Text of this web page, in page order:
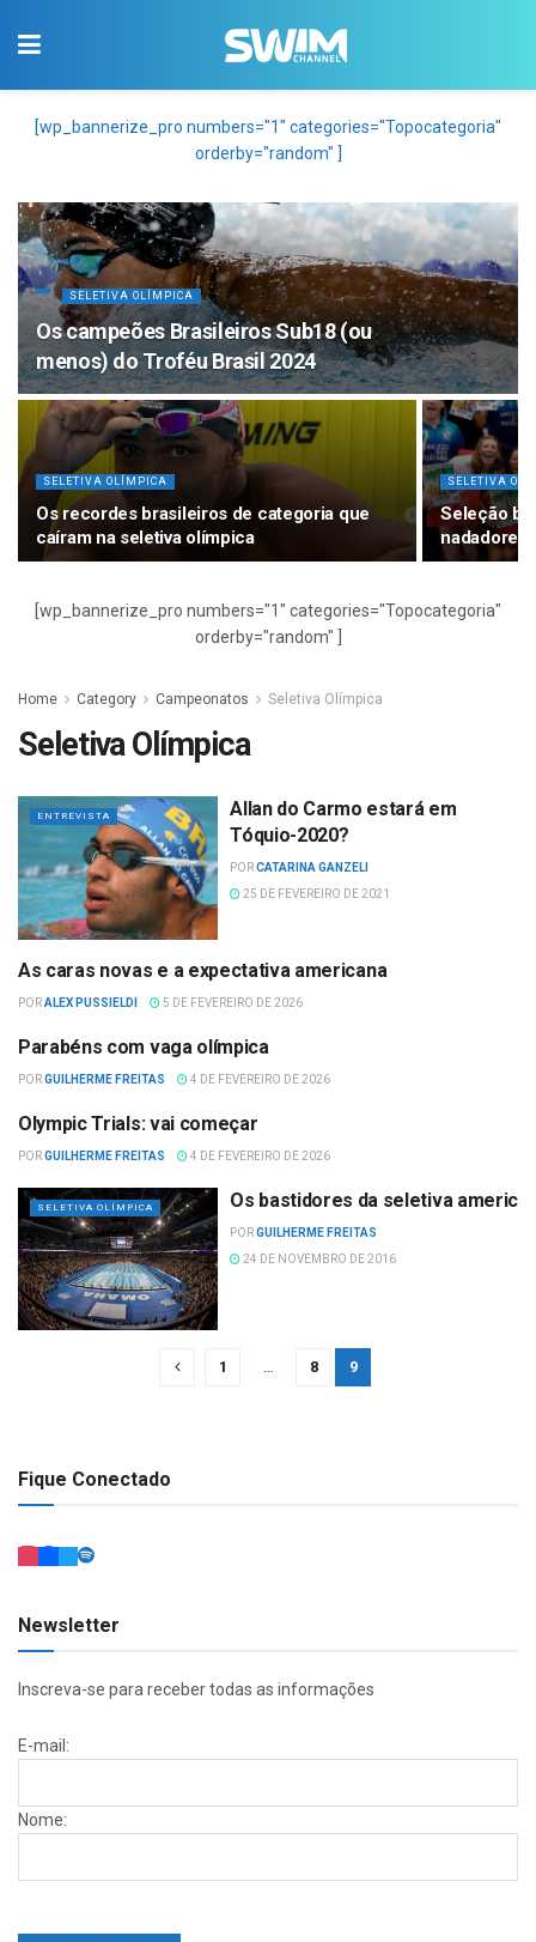
[wp_bannerize_pro numbers="1" categories="Topocategoria"
orderby="random" ]
SELETIVA OLÍMPICA
Os campeões Brasileiros Sub18 (ou
menos) do Troféu Brasil 2024
SELETIVA OLÍMPICA
Os recordes brasileiros de categoria que
caíram na seletiva olímpica
SELETIVA
Seleção
nadadores
[wp_bannerize_pro numbers="1" categories="Topocategoria"
orderby="random" ]
Home Category Campeonatos Seletiva Olímpica
Seletiva Olímpica
ENTREVISTA
Allan do Carmo estará em
Tóquio-2020?
PORCATARINA GANZELI
25 DE FEVEREIRO DE 2021
NATAÇÃO
As caras novas e a expectativa americana
PORALEX PUSSIELDI 5 DE FEVEREIRO DE 2026
JOGOS OLÍMPICOS
Parabéns com vaga olímpica
PORGUILHERME FREITAS 4 DE FEVEREIRO DE 2026
SELETIVA OLÍMPICA
Olympic Trials: vai começar
PORGUILHERME FREITAS 4 DE FEVEREIRO DE 2026
SELETIVA OLÍMPICA Os bastidores da seletiva
PORGUILHERME FREITAS
24 DE NOVEMBRO DE 2016
1 … 8 9
Fique Conectado
Newsletter
Inscreva-se para receber todas as informações
E-mail:
Nome: